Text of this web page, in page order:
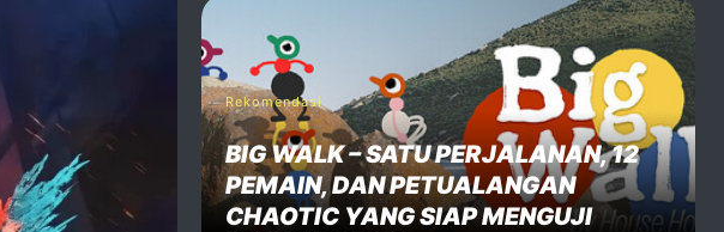
Rekomendasi
BIG WALK – SATU PERJALANAN, 12
PEMAIN, DAN PETUALANGAN
CHAOTIC YANG SIAP MENGUJI